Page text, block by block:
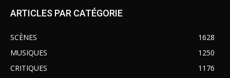
ARTICLES PAR CATÉGORIE
SCÈNES
1628
MUSIQUES
1250
CRITIQUES
1176